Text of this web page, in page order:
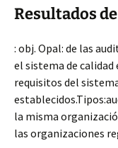
Resultados
: obj. Opal: de las
el sistema de
requisitos del
la misma
las organizaciones